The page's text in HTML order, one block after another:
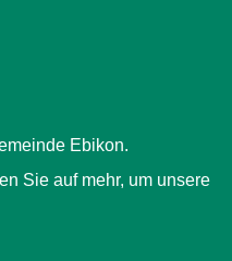
Ebikon.
Sie auf mehr, um unsere